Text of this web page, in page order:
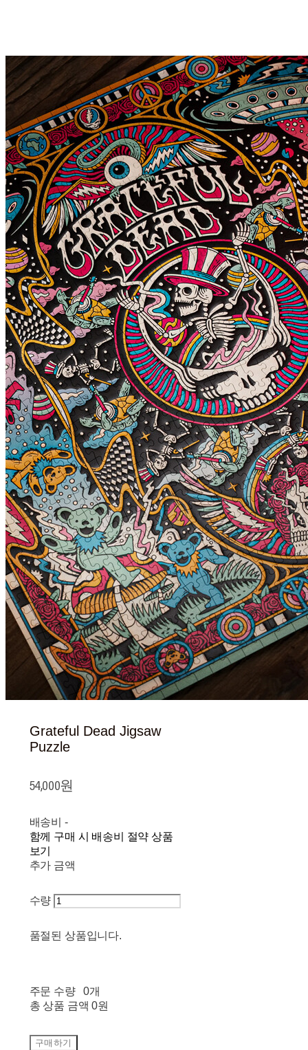
Grateful Dead Jigsaw
Puzzle
54,000원
배송비 -
함께 구매 시 배송비 절약 상품
보기
추가 금액
수량
품절된 상품입니다.
주문 수량
0개
총 상품 금액 0원
구매하기